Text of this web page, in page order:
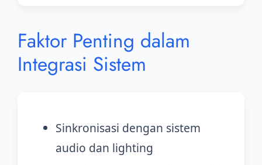
Faktor Penting dalam
Integrasi Sistem
Sinkronisasi dengan sistem
audio dan lighting